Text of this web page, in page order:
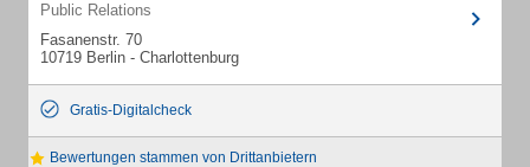
Public Relations
Fasanenstr. 70
10719 Berlin - Charlottenburg
Gratis-Digitalcheck
Bewertungen stammen von Drittanbietern